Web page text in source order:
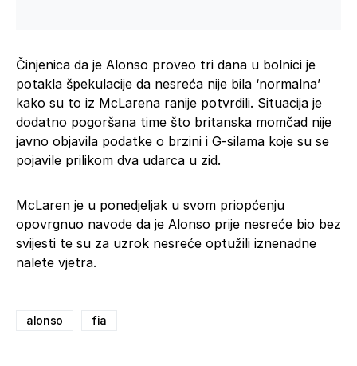
Činjenica da je Alonso proveo tri dana u bolnici je
potakla špekulacije da nesreća nije bila ‘normalna’
kako su to iz McLarena ranije potvrdili. Situacija je
dodatno pogoršana time što britanska momčad nije
javno objavila podatke o brzini i G-silama koje su se
pojavile prilikom dva udarca u zid.
McLaren je u ponedjeljak u svom priopćenju
opovrgnuo navode da je Alonso prije nesreće bio bez
svijesti te su za uzrok nesreće optužili iznenadne
nalete vjetra.
alonso fia